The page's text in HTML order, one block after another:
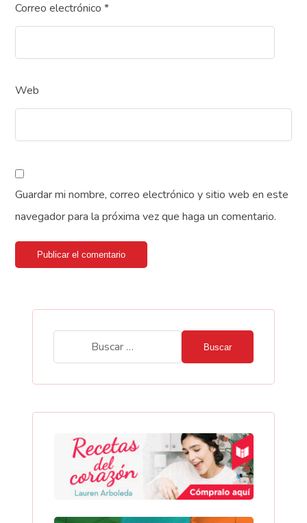
Correo electrónico*
Web
Guardar mi nombre, correo electrónico y sitio web en este
navegador para la próxima vez que haga un comentario.
Publicar el comentario
Buscar